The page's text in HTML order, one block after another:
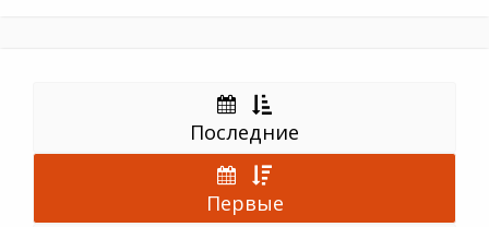
Последние
Первые